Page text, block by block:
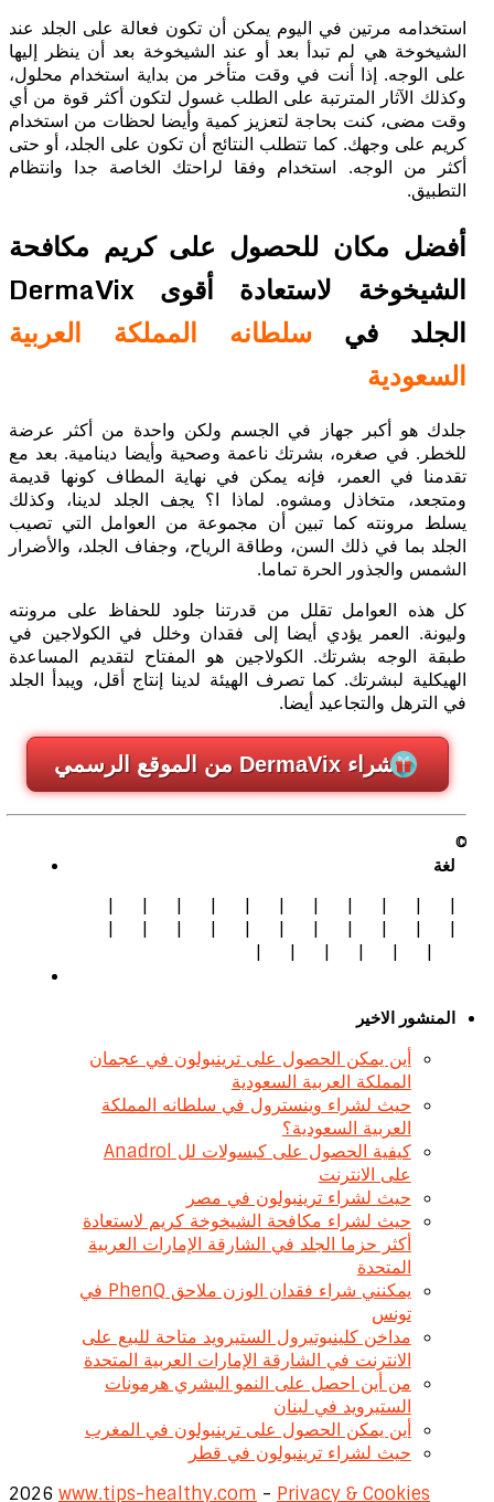
استخدامه مرتين في اليوم يمكن أن تكون فعالة على الجلد عند
الشيخوخة هي لم تبدأ بعد أو عند الشيخوخة بعد أن ينظر إليها
على الوجه. إذا أنت في وقت متأخر من بداية استخدام محلول،
وكذلك الآثار المترتبة على الطلب غسول لتكون أكثر قوة من أي
وقت مضى، كنت بحاجة لتعزيز كمية وأيضا لحظات من استخدام
كريم على وجهك. كما تتطلب النتائج أن تكون على الجلد، أو حتى
أكثر من الوجه. استخدام وفقا لراحتك الخاصة جدا وانتظام
التطبيق.
أفضل مكان للحصول على كريم مكافحة
الشيخوخة لاستعادة أقوى DermaVix
الجلد فيسلطانه المملكة العربية
السعودية
جلدك هو أكبر جهاز في الجسم ولكن واحدة من أكثر عرضة
للخطر. في صغره، بشرتك ناعمة وصحية وأيضا دينامية. بعد مع
تقدمنا ​​في العمر، فإنه يمكن في نهاية المطاف كونها قديمة
ومتجعد، متخاذل ومشوه. لماذا ا؟ يجف الجلد لدينا، وكذلك
يسلط مرونته كما تبين أن مجموعة من العوامل التي تصيب
الجلد بما في ذلك السن، وطاقة الرياح، وجفاف الجلد، والأضرار
الشمس والجذور الحرة تماما.
كل هذه العوامل تقلل من قدرتنا جلود للحفاظ على مرونته
وليونة. العمر يؤدي أيضا إلى فقدان وخلل في الكولاجين في
طبقة الوجه بشرتك. الكولاجين هو المفتاح لتقديم المساعدة
الهيكلية لبشرتك. كما تصرف الهيئة لدينا إنتاج أقل، ويبدأ الجلد
في الترهل والتجاعيد أيضا.
شراء DermaVix من الموقع الرسمي
لغة
المنشور الاخير
أين يمكن الحصول على ترينبولون في عجمان
المملكة العربية السعودية
حيث لشراء وينسترول في سلطانه المملكة
العربية السعودية؟
كيفية الحصول على كبسولات لل Anadrol
على الانترنت
حيث لشراء ترينبولون في مصر
حيث لشراء مكافحة الشيخوخة كريم لاستعادة
أكثر حزما الجلد في الشارقة الإمارات العربية
المتحدة
يمكنني شراء فقدان الوزن ملاحق PhenQ في
تونس
مداخن كلينبوتيرول الستيرويد متاحة للبيع على
الانترنت في الشارقة الإمارات العربية المتحدة
من أين احصل على النمو البشري هرمونات
الستيرويد في لبنان
أين يمكن الحصول على ترينبولون في المغرب
حيث لشراء ترينبولون في قطر
©
2026 www.tips-healthy.com - Privacy & Cookies